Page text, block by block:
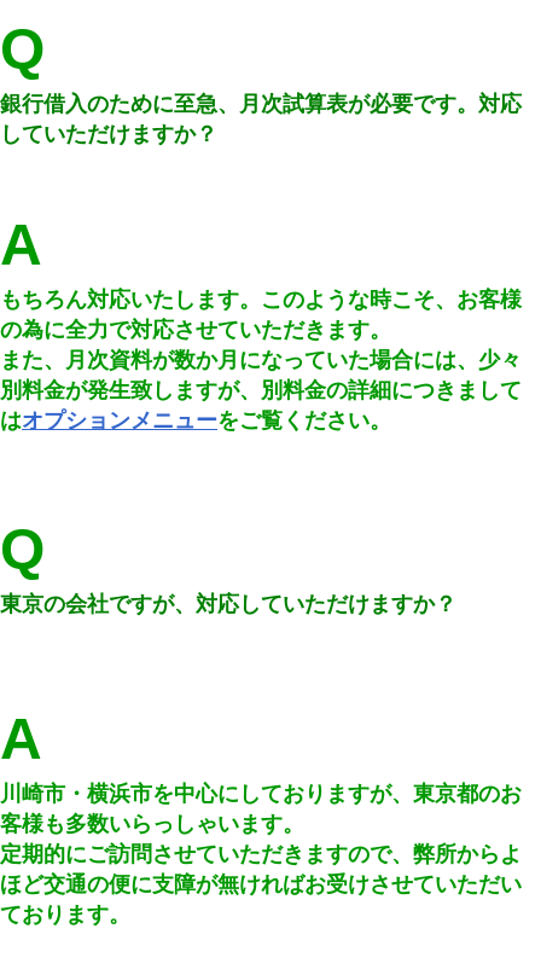
Q
銀行借入のために至急、月次試算表が必要です。対応
していただけますか？
A
もちろん対応いたします。このような時こそ、お客様
の為に全力で対応させていただきます。
また、月次資料が数か月になっていた場合には、少々
別料金が発生致しますが、別料金の詳細につきまして
はオプションメニューをご覧ください。
Q
東京の会社ですが、対応していただけますか？
A
川崎市・横浜市を中心にしておりますが、東京都のお
客様も多数いらっしゃいます。
定期的にご訪問させていただきますので、弊所からよ
ほど交通の便に支障が無ければお受けさせていただい
ております。